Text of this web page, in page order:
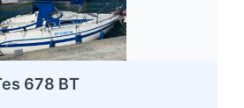
678 BT